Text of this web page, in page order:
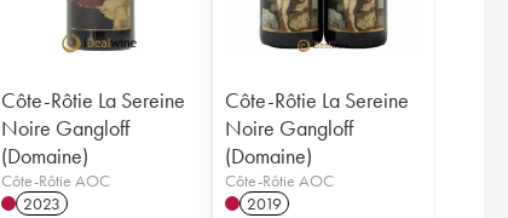
Côte-Rôtie La Sereine
Noire Gangloff
(Domaine)
Côte-Rôtie AOC
2023
Côte-Rôtie La Sereine
Noire Gangloff
(Domaine)
Côte-Rôtie AOC
2019